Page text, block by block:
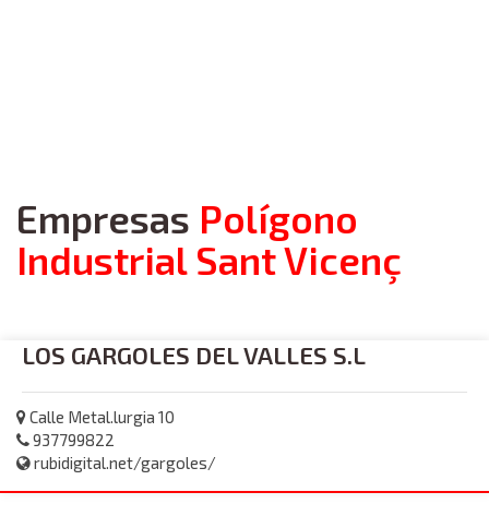
Empresas Polígono
Industrial Sant Vicenç
LOS GARGOLES DEL VALLES S.L
Calle Metal.lurgia 10
937799822
rubidigital.net/gargoles/